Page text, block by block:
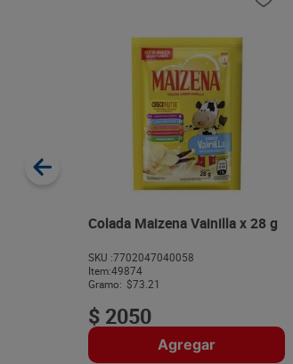
Colada Maizena Vainilla x 28 g
SKU :7702047040058
Item:49874
Gramo: $73.21
$ 2050
Agregar